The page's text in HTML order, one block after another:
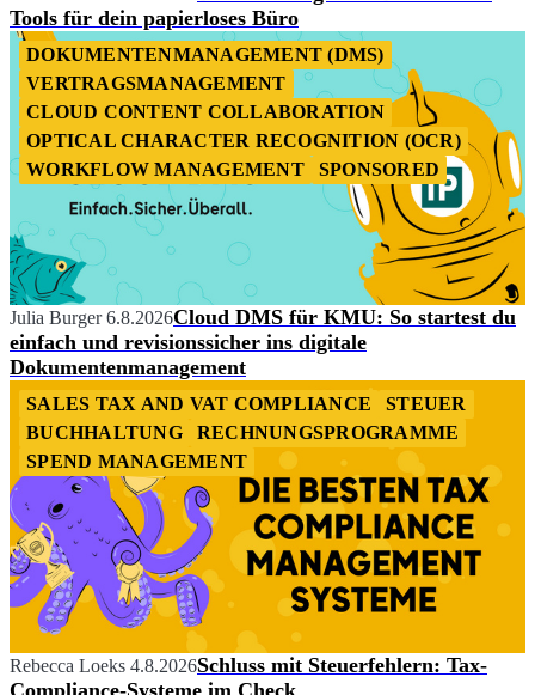
Tools für dein papierloses Büro
DOKUMENTENMANAGEMENT (DMS)
VERTRAGSMANAGEMENT
CLOUD CONTENT COLLABORATION
OPTICAL CHARACTER RECOGNITION (OCR)
WORKFLOW MANAGEMENT
SPONSORED
Julia Burger 6.8.2026Cloud DMS für KMU: So startest du
einfach und revisionssicher ins digitale
Dokumentenmanagement
SALES TAX AND VAT COMPLIANCE
STEUER
BUCHHALTUNG
RECHNUNGSPROGRAMME
SPEND MANAGEMENT
Rebecca Loeks 4.8.2026Schluss mit Steuerfehlern: Tax-
Compliance-Systeme im Check